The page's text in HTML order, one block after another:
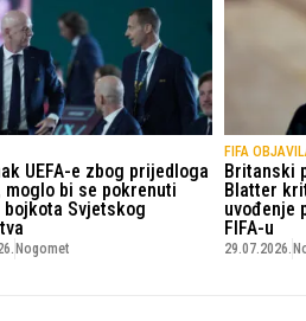
UEFA-e zbog prijedloga
moglo bi se pokrenuti
bojkota Svjetskog
Nogomet
FIFA
Britanski
Blatter
uvođenje
FIFA-u
29.07.2026.